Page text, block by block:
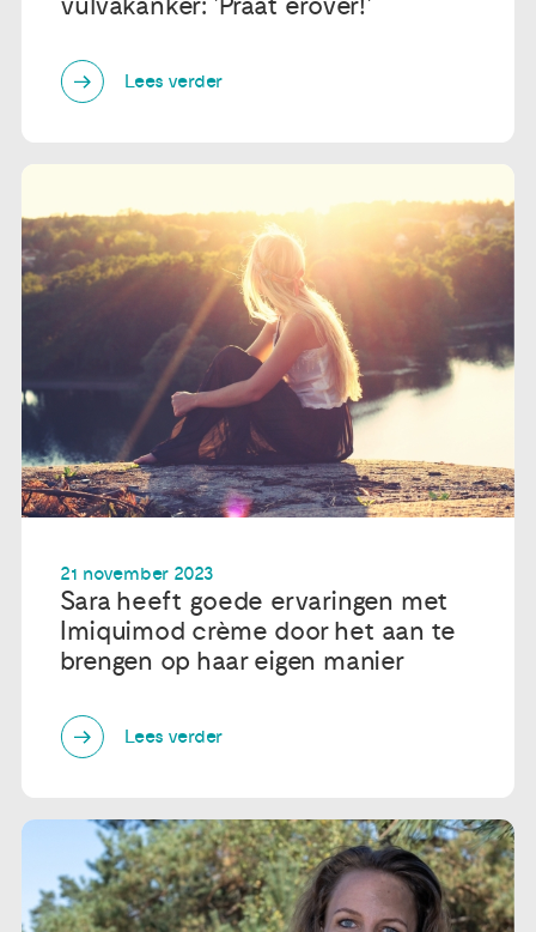
Lees verder
21 november 2023
Sara heeft goede ervaringen met
Imiquimod crème door het aan te
brengen op haar eigen manier
Lees verder